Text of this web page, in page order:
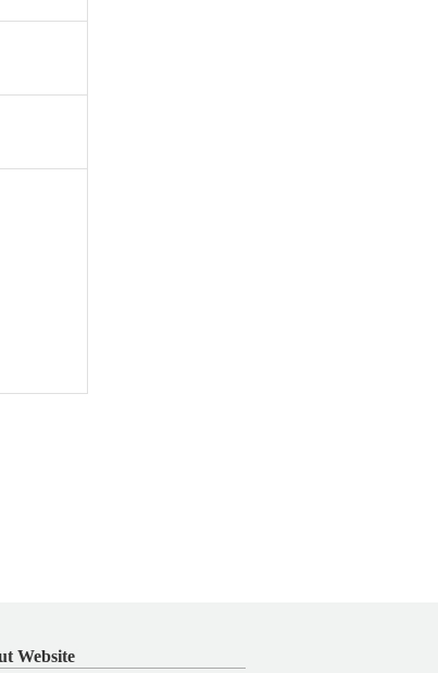
Website